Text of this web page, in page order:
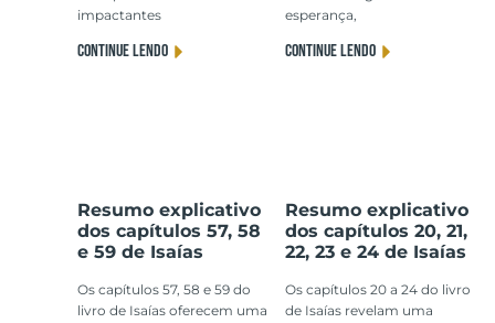
impactantes
CONTINUE LENDO
esperança,
CONTINUE LENDO
Resumo explicativo
dos capítulos 57, 58
e 59 de Isaías
Os capítulos 57, 58 e 59 do
livro de Isaías oferecem uma
Resumo explicativo
dos capítulos 20, 21,
22, 23 e 24 de Isaías
Os capítulos 20 a 24 do livro
de Isaías revelam uma